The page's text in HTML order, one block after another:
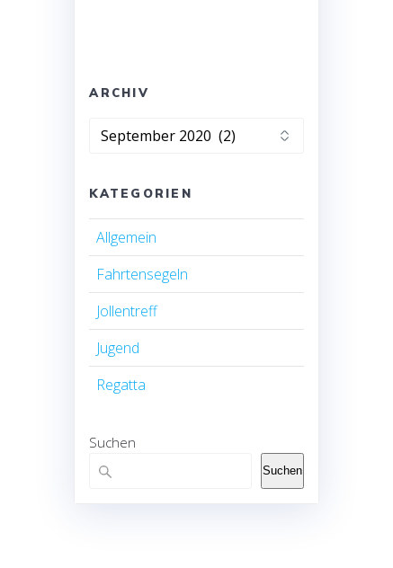
ARCHIV
Archiv
KATEGORIEN
Allgemein
Fahrtensegeln
Jollentreff
Jugend
Regatta
Suchen
Suchen